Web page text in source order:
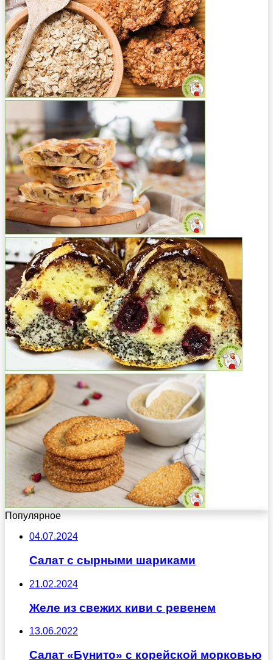
Популярное
04.07.2024
Салат с сырными шариками
21.02.2024
Желе из свежих киви с ревенем
13.06.2022
Салат «Бунито» с корейской морковью